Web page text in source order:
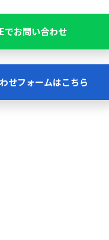
でお問い合わせ
せフォームはこちら